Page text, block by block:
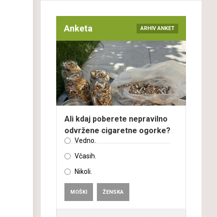
Anketa ARHIV ANKET
Ali kdaj poberete nepravilno
odvržene cigaretne ogorke?
Vedno.
Včasih.
Nikoli.
MOŠKI ŽENSKA